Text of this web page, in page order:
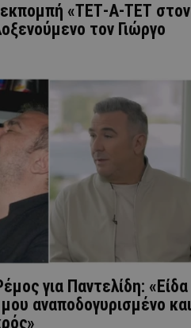
«ΤΕΤ-Α-ΤΕΤ στον
τον Γιώργο
για Παντελίδη: «Είδα
αναποδογυρισμένο και